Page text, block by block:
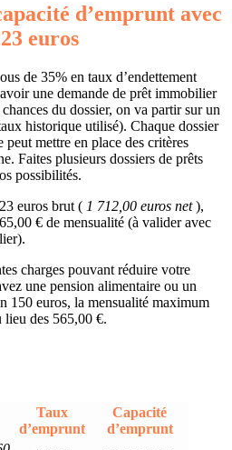
d’emprunt avec
euros
de 35% en taux d’endettement
une demande de prêt immobilier
du dossier, on va partir sur un
historique utilisé). Chaque dossier
mettre en place des critères
Faites plusieurs dossiers de prêts
possibilités.
euros brut ( 1 712,00 euros net),
€ de mensualité (à valider avec
charges pouvant réduire votre
une pension alimentaire ou un
150 euros, la mensualité maximum
lieu des 565,00 €.
Taux
d’emprunt
Capacité
d’emprunt